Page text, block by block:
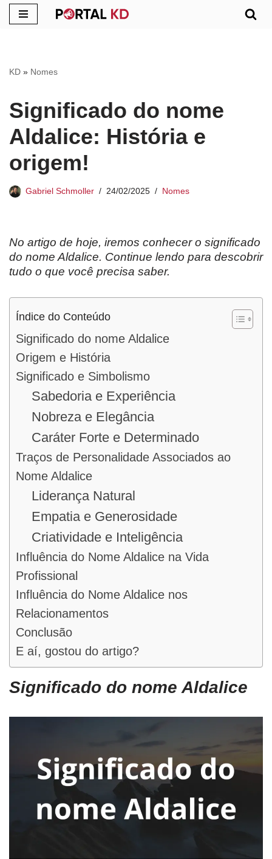
conteúdo
KD » Nomes
Significado do nome
Aldalice: História e
origem!
Gabriel Schmoller 24/02/2025 Nomes
No artigo de hoje, iremos conhecer o significado
do nome Aldalice. Continue lendo para descobrir
tudo o que você precisa saber.
Índice do Conteúdo
Significado do nome Aldalice
Origem e História
Significado e Simbolismo
Sabedoria e Experiência
Nobreza e Elegância
Caráter Forte e Determinado
Traços de Personalidade Associados ao
Nome Aldalice
Liderança Natural
Empatia e Generosidade
Criatividade e Inteligência
Influência do Nome Aldalice na Vida
Profissional
Influência do Nome Aldalice nos
Relacionamentos
Conclusão
E aí, gostou do artigo?
Significado do nome Aldalice